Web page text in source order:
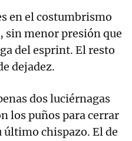
en el costumbrismo
sin menor presión que
del esprint. El resto
dejadez.
dos luciérnagas
los puños para cerrar
último chispazo. El de